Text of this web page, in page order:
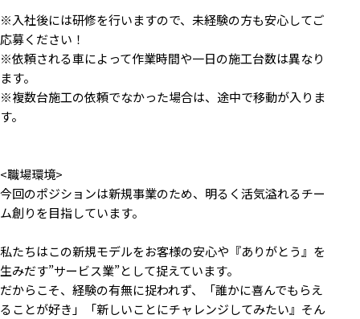
※入社後には研修を行いますので、未経験の方も安心してご
応募ください！
※依頼される車によって作業時間や一日の施工台数は異なり
ます。
※複数台施工の依頼でなかった場合は、途中で移動が入りま
す。
<職場環境>
今回のポジションは新規事業のため、明るく活気溢れるチー
ム創りを目指しています。
私たちはこの新規モデルをお客様の安心や『ありがとう』を
生みだす”サービス業”として捉えています。
だからこそ、経験の有無に捉われず、「誰かに喜んでもらえ
ることが好き」「新しいことにチャレンジしてみたい』そん